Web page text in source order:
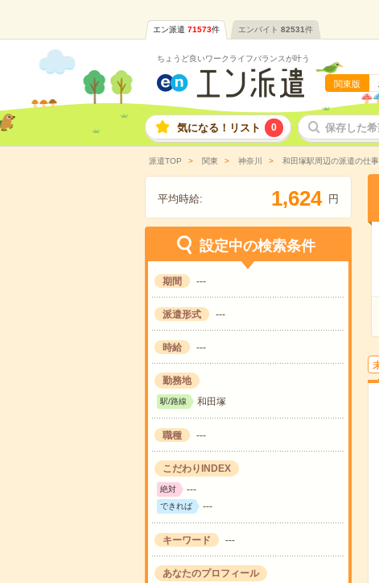
エン派遣 71573件 エンバイト 82531件
ちょうど良いワークライフバランスが叶う
関東版
気になる！リスト 0 保存した
派遣TOP 関東 神奈川 和田塚駅周辺の派遣の仕
平均時給: 1,624 円
設定中の検索条件
期間 ---
派遣形式 ---
時給 ---
勤務地
駅/路線 和田塚
職種 ---
こだわりINDEX
絶対 ---
できれば ---
キーワード ---
あなたのプロフィール